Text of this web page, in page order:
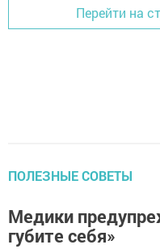
Перейти на
ПОЛЕЗНЫЕ СОВЕТЫ
Медики
губите себя»